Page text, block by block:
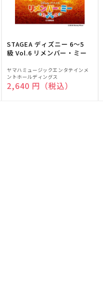
STAGEA ディズニー 6～5
級 Vol.6 リメンバー・ミー
販
売
元:
ヤマハミュージックエンタテインメ
ントホールディングス
通常価格
2,640 円（税込）